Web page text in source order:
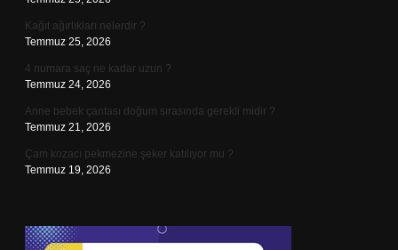
Kağıt ağırlıkları nelerdir ?
Temmuz 25, 2026
4 numara saç ne kadar uzun ?
Temmuz 24, 2026
Anne bebek çantası doğum sırasında gerekli midir ?
Temmuz 21, 2026
Çam kozacı pekmezine şeker katılıyor mu ?
Temmuz 19, 2026